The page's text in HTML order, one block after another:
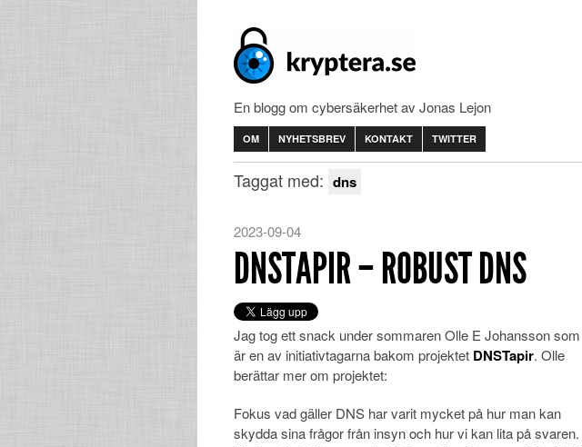
En blogg om cybersäkerhet av Jonas Lejon
OM NYHETSBREV KONTAKT TWITTER
Taggat med: dns
2023-09-04
DNSTAPIR – ROBUST DNS
Jag tog ett snack under sommaren Olle E Johansson som
är en av initiativtagarna bakom projektet DNSTapir. Olle
berättar mer om projektet:
Fokus vad gäller DNS har varit mycket på hur man kan
skydda sina frågor från insyn och hur vi kan lita på svaren.